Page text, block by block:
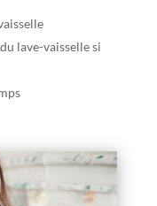
lave-vaisselle si